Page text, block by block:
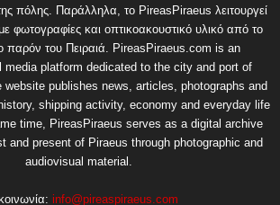
πόλης. Παράλληλα, το PireasPiraeus λειτουργεί
φωτογραφίες και οπτικοακουστικό υλικό από το
παρόν του Πειραιά. PireasPiraeus.com is an
media platform dedicated to the city and port of
website publishes news, articles, photographs and
shipping activity, economy and everyday life
time, PireasPiraeus serves as a digital archive
and present of Piraeus through photographic and
audiovisual material.
info@pireaspiraeus.com